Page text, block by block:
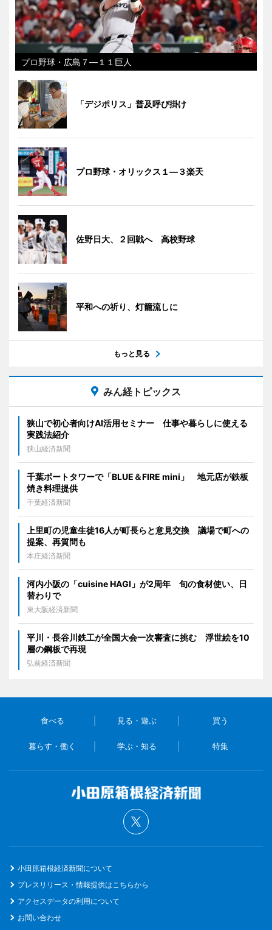
プロ野球・広島７―１１巨人
「デジポリス」普及呼び掛け
プロ野球・オリックス１―３楽天
佐野日大、２回戦へ 高校野球
平和への祈り、灯籠流しに
もっと見る
みん経トピックス
狭山で初心者向けAI活用セミナー 仕事や暮らしに使える
実践法紹介
狭山経済新聞
千葉ポートタワーで「BLUE＆FIRE mini」 地元店が鉄板
焼き料理提供
千葉経済新聞
上里町の児童生徒16人が町長らと意見交換 議場で町への
提案、再質問も
本庄経済新聞
河内小阪の「cuisine HAGI」が2周年 旬の食材使い、日
替わりで
東大阪経済新聞
平川・長谷川鉄工が全国大会一次審査に挑む 浮世絵を10
層の鋼板で再現
弘前経済新聞
食べる 見る・遊ぶ 買う
暮らす・働く 学ぶ・知る 特集
小田原箱根経済新聞について
プレスリリース・情報提供はこちらから
アクセスデータの利用について
お問い合わせ